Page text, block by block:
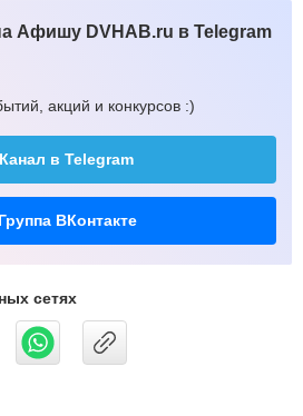
Афишу DVHAB.ru в Telegram
акций и конкурсов :)
Канал в Telegram
Группа ВКонтакте
сетях